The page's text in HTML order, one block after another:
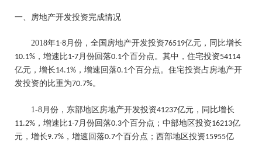
一、房地产开发投资完成情况
2018年1-8月份，全国房地产开发投资76519亿元，同比增长
10.1% ，增速比1-7月份回落0.1个百分点。其中，住宅投资54114
亿元，增长14.1% ，增速回落0.1个百分点。住宅投资占房地产开
发投资的比重为70.7%。
1-8月份，东部地区房地产开发投资41237亿元，同比增长
11.2% ，增速比1-7月份回落0.3个百分点；中部地区投资16213亿
元，增长9.7% ，增速回落0.7个百分点；西部地区投资15955亿